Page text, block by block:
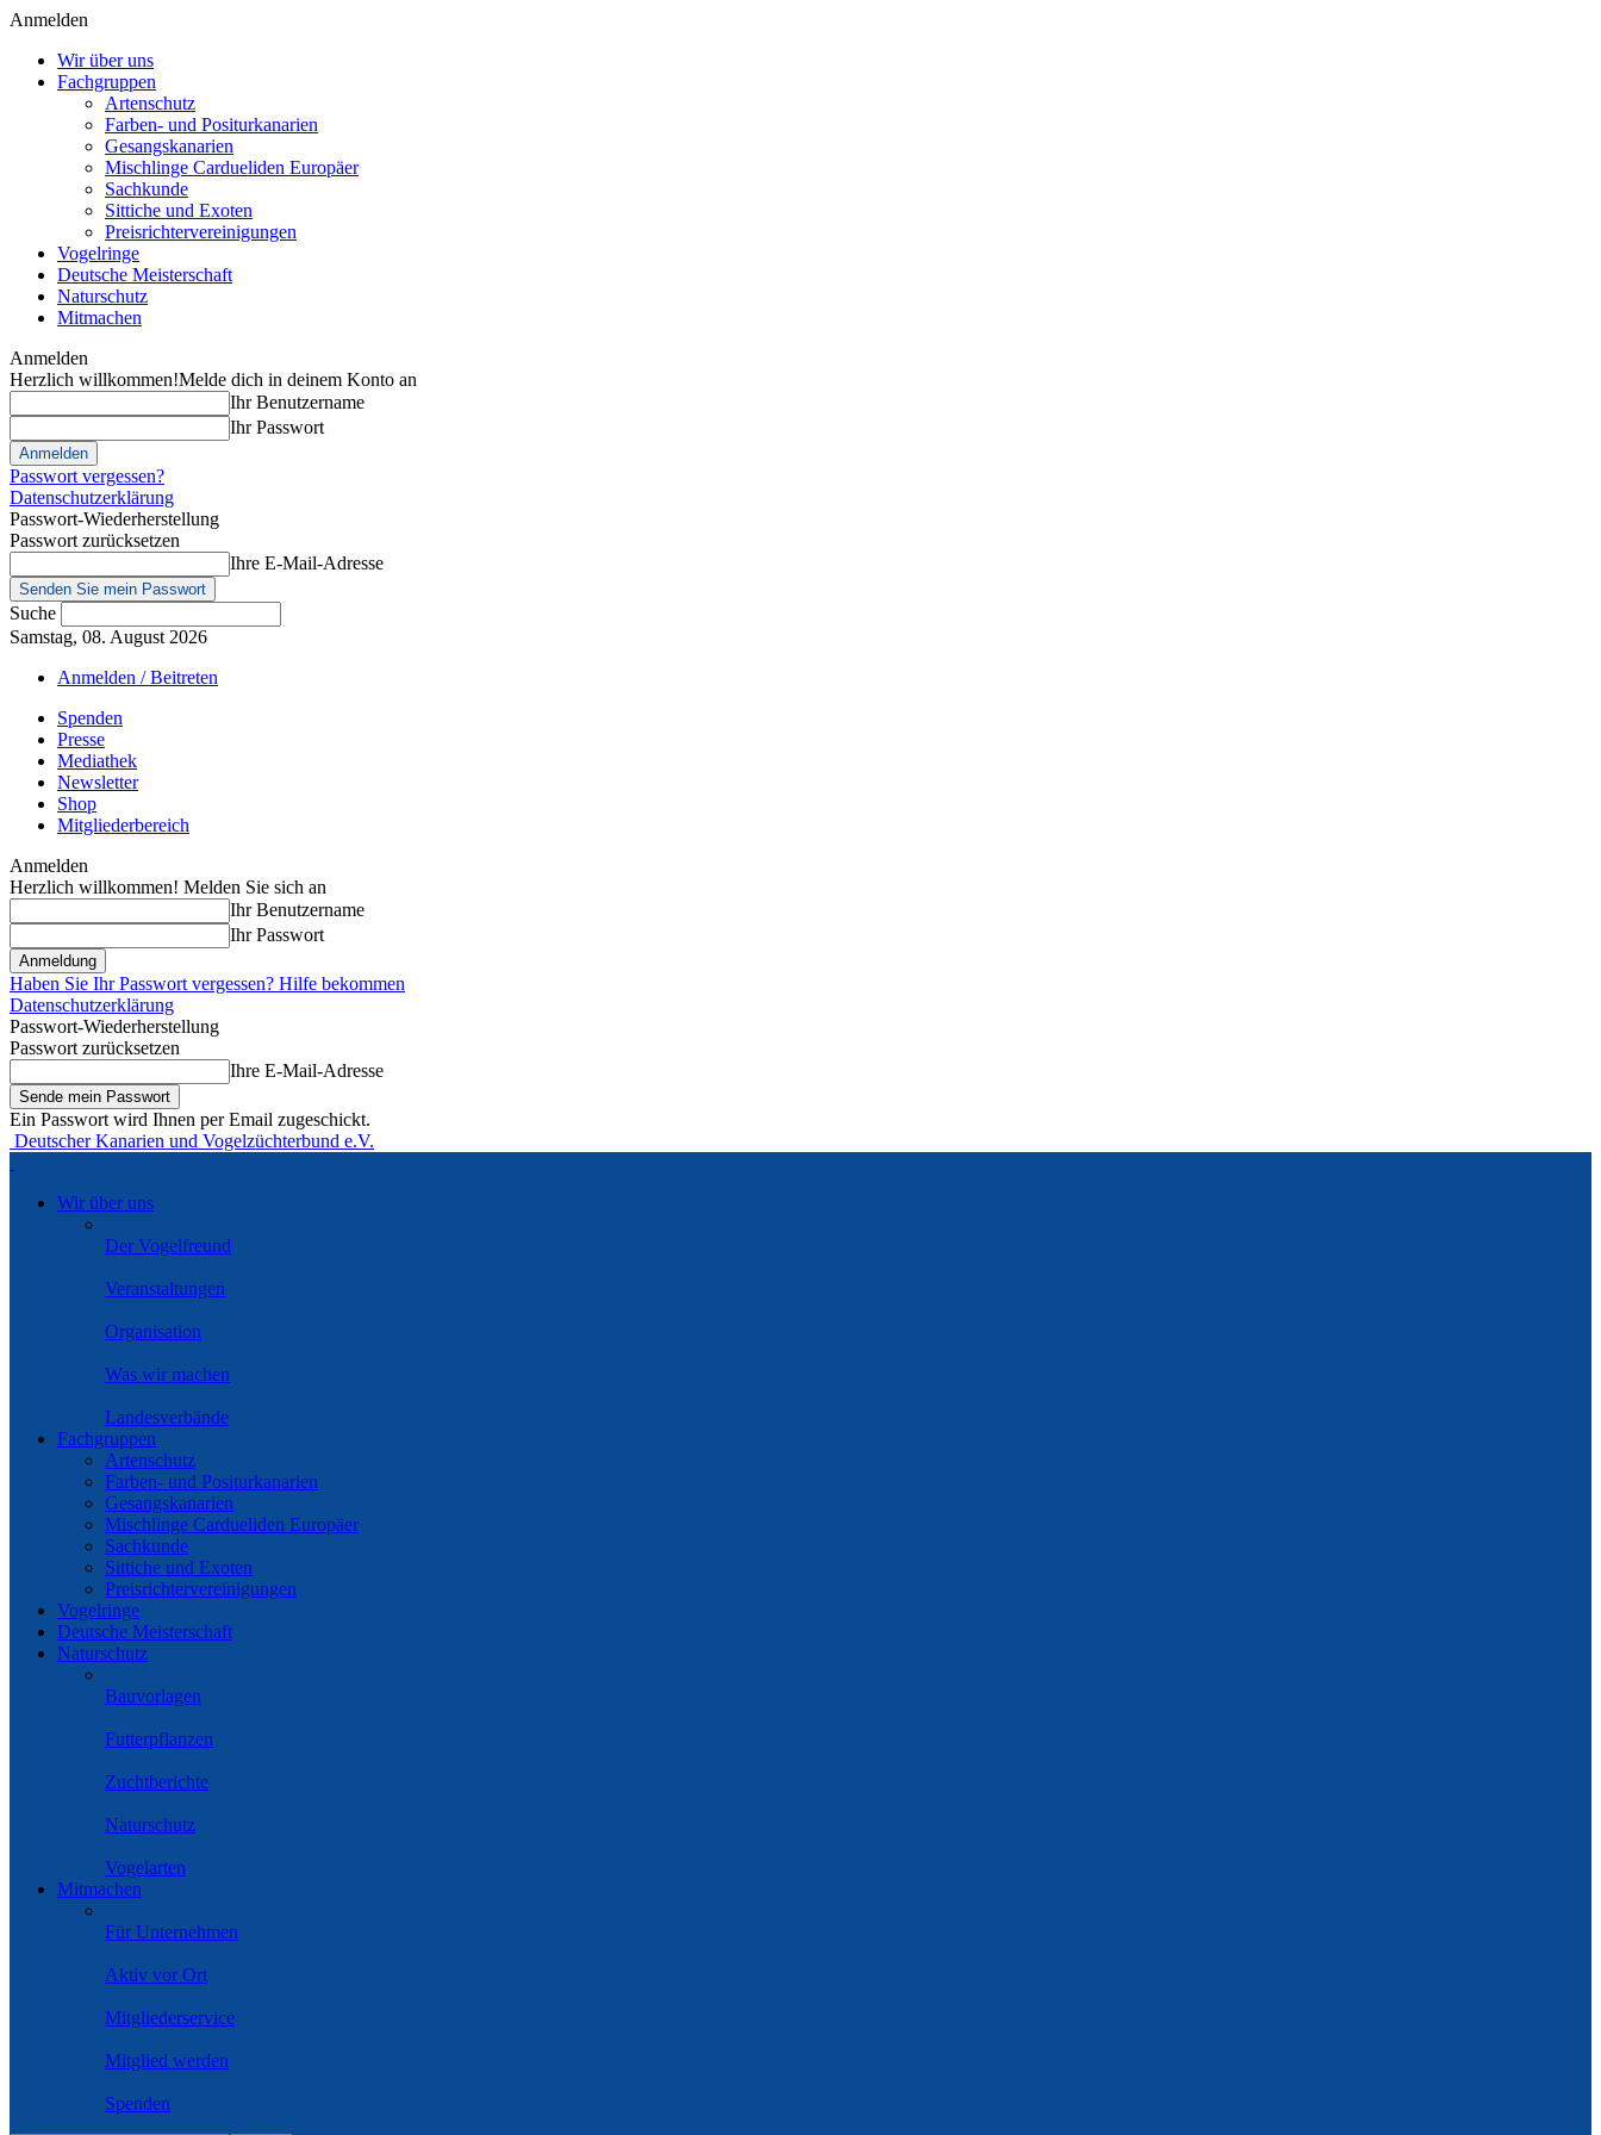
Anmelden
Wir über uns
Fachgruppen
Artenschutz
Farben- und Positurkanarien
Gesangskanarien
Mischlinge Cardueliden Europäer
Sachkunde
Sittiche und Exoten
Preisrichtervereinigungen
Vogelringe
Deutsche Meisterschaft
Naturschutz
Mitmachen
Anmelden
Herzlich willkommen!Melde dich in deinem Konto an
Ihr Benutzername
Ihr Passwort
Passwort vergessen?
Datenschutzerklärung
Passwort-Wiederherstellung
Passwort zurücksetzen
Ihre E-Mail-Adresse
Suche
Samstag, 08. August 2026
Anmelden / Beitreten
Spenden
Presse
Mediathek
Newsletter
Shop
Mitgliederbereich
Anmelden
Herzlich willkommen! Melden Sie sich an
Ihr Benutzername
Ihr Passwort
Haben Sie Ihr Passwort vergessen? Hilfe bekommen
Datenschutzerklärung
Passwort-Wiederherstellung
Passwort zurücksetzen
Ihre E-Mail-Adresse
Ein Passwort wird Ihnen per Email zugeschickt.
Deutscher Kanarien und Vogelzüchterbund e.V.
Wir über uns
Der Vogelfreund
Veranstaltungen
Organisation
Was wir machen
Landesverbände
Fachgruppen
Artenschutz
Farben- und Positurkanarien
Gesangskanarien
Mischlinge Cardueliden Europäer
Sachkunde
Sittiche und Exoten
Preisrichtervereinigungen
Vogelringe
Deutsche Meisterschaft
Naturschutz
Bauvorlagen
Futterpflanzen
Zuchtberichte
Naturschutz
Vogelarten
Mitmachen
Für Unternehmen
Aktiv vor Ort
Mitgliederservice
Mitglied werden
Spenden